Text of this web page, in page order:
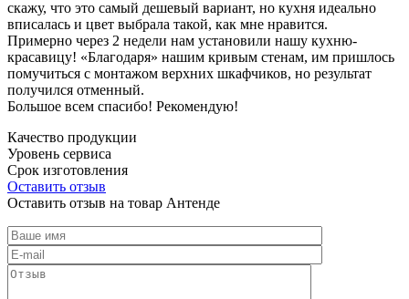
скажу, что это самый дешевый вариант, но кухня идеально
вписалась и цвет выбрала такой, как мне нравится.
Примерно через 2 недели нам установили нашу кухню-
красавицу! «Благодаря» нашим кривым стенам, им пришлось
помучиться с монтажом верхних шкафчиков, но результат
получился отменный.
Большое всем спасибо! Рекомендую!
Качество продукции
Уровень сервиса
Срок изготовления
Оставить отзыв
Оставить отзыв на товар Антенде